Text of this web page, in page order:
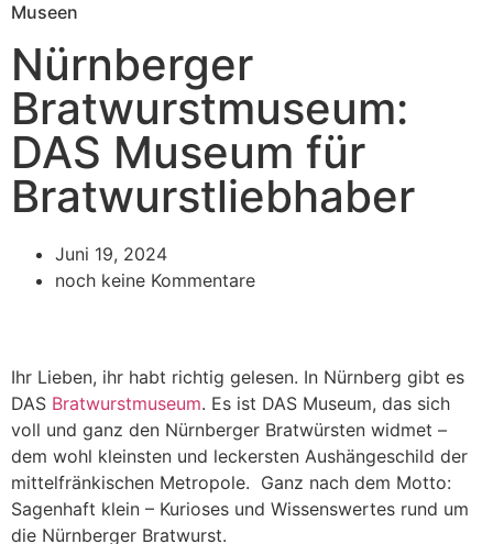
Museen
Nürnberger
Bratwurstmuseum:
DAS Museum für
Bratwurstliebhaber
Juni 19, 2024
noch keine Kommentare
Ihr Lieben, ihr habt richtig gelesen. In Nürnberg gibt es
DAS Bratwurstmuseum. Es ist DAS Museum, das sich
voll und ganz den Nürnberger Bratwürsten widmet –
dem wohl kleinsten und leckersten Aushängeschild der
mittelfränkischen Metropole. Ganz nach dem Motto:
Sagenhaft klein – Kurioses und Wissenswertes rund um
die Nürnberger Bratwurst.